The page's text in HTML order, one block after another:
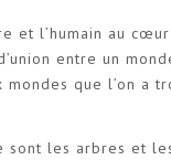
et l’humain au
entre un
que l’on a
sont les arbres et